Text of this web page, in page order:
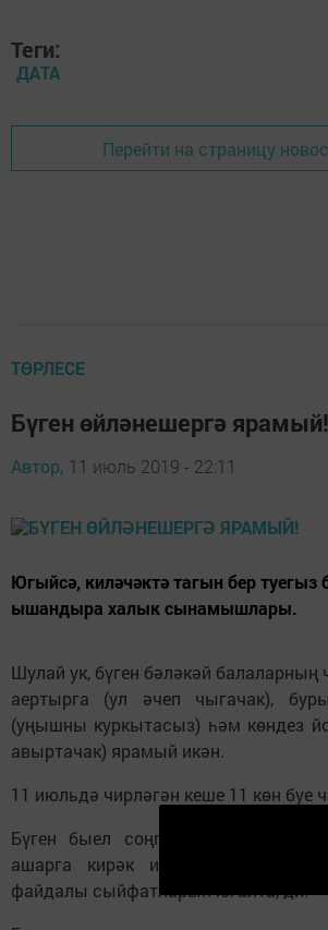
Теги:
ДАТА
Перейти на страницу
ТӨРЛЕСЕ
Бүген өйләнешергә ярамый!
Автор, 11 июль 2019 - 22:11
Югыйсә, киләчәктә тагын бер туегыз
ышандыра халык сынамышлары.
Шулай ук, бүген бәләкәй балаларның
аертырга (ул әчеп чыгачак),
(уңышны куркытасыз) һәм көндез
авыртачак) ярамый икән.
11 июльдә чирләгән кеше 11 көн буе
Бүген быел соңгы тапкыр
ашарга кирәк икән. 11 июльдән
файдалы сыйфатларын югалта, ди.